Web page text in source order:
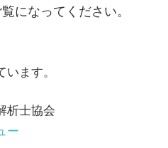
になってください。
ます。
析士協会
ー